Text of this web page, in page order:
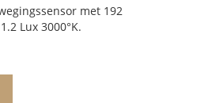
met 192
Lux 3000°K.